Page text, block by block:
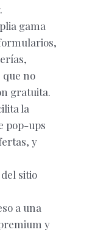
gama
no
gratuita.
la
pop-ups
y
sitio
a una
y